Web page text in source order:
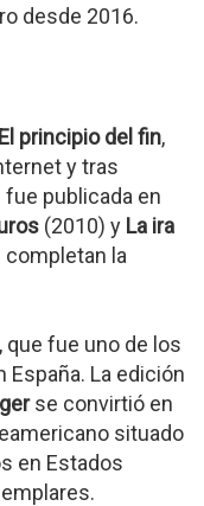
desde 2016.
principio del fin,
y tras
publicada en
(2010) y La ira
completan la
fue uno de los
La edición
se convirtió en
situado
en Estados